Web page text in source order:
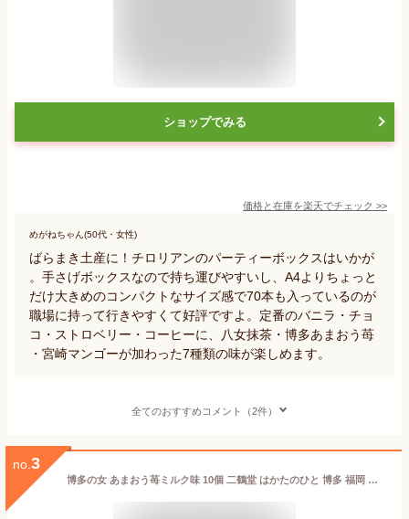
ショップでみる
価格と在庫を楽天でチェック >>
めがねちゃん(50代・女性)
ばらまき土産に！チロリアンのパーティーボックスはいかが
。手さげボックスなので持ち運びやすいし、A4よりちょっと
だけ大きめのコンパクトなサイズ感で70本も入っているのが
職場に持って行きやすくて好評ですよ。定番のバニラ・チョ
コ・ストロベリー・コーヒーに、八女抹茶・博多あまおう苺
・宮崎マンゴーが加わった7種類の味が楽しめます。
全てのおすすめコメント（2件）
no. 3
博多の女 あまおう苺ミルク味 10個 二鶴堂 はかたのひと 博多 福岡 九州 お土産 手土産 贈答 羊羹 ようかん バームクーヘン 洋菓子 内祝 お礼 感謝 出産内祝い お返し 駅 空港 日持ち 新しい 高 評価 入学祝い 入園祝い お返し 引っ越し お配り 新生活